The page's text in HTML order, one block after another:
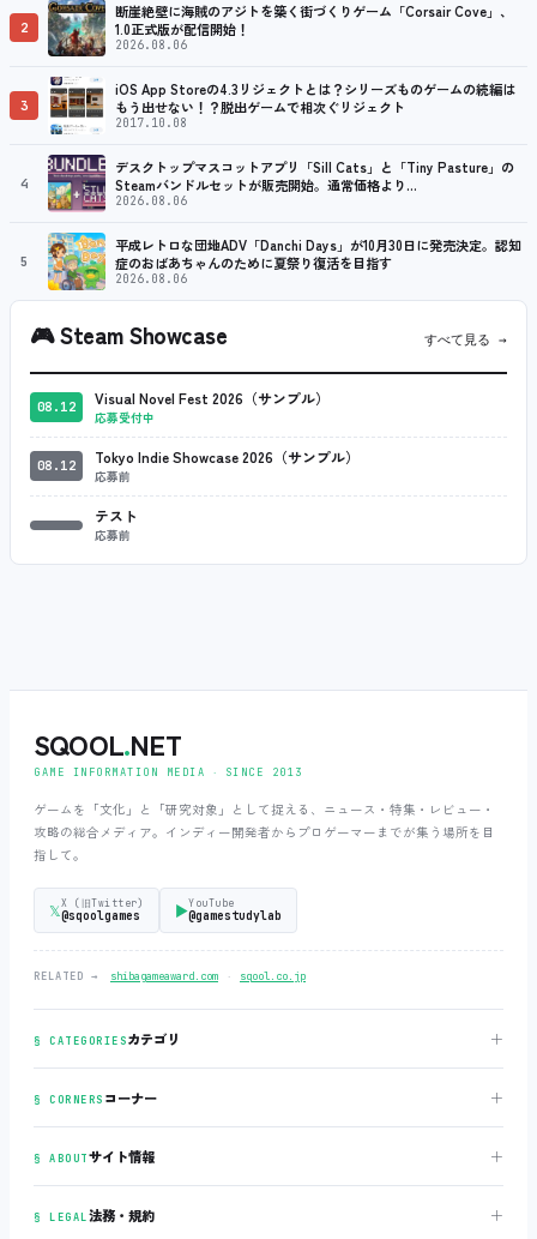
2
断崖絶壁に海賊のアジトを築く街づくりゲーム「Corsair Cove」、
1.0正式版が配信開始！
2026.08.06
3
iOS App Storeの4.3リジェクトとは？シリーズものゲームの続編は
もう出せない！？脱出ゲームで相次ぐリジェクト
2017.10.08
4
デスクトップマスコットアプリ「Sill Cats」と「Tiny Pasture」の
Steamバンドルセットが販売開始。通常価格より…
2026.08.06
5
平成レトロな団地ADV「Danchi Days」が10月30日に発売決定。認知
症のおばあちゃんのために夏祭り復活を目指す
2026.08.06
🎮Steam Showcase すべて見る →
08.12 Visual Novel Fest 2026（サンプル）
応募受付中
08.12 Tokyo Indie Showcase 2026（サンプル）
応募前
テスト
応募前
SQOOL.NET
GAME INFORMATION MEDIA ‧ SINCE 2013
ゲームを「文化」と「研究対象」として捉える、ニュース・特集・レビュー・
攻略の総合メディア。インディー開発者からプロゲーマーまでが集う場所を目
指して。
𝕏X (旧Twitter)
@sqoolgames ▶YouTube
@gamestudylab
RELATED → shibagameaward.com ‧ sqool.co.jp
§ CATEGORIESカテゴリ ＋
§ CORNERS コーナー ＋
§ ABOUTサイト情報 ＋
§ LEGAL法務・規約 ＋